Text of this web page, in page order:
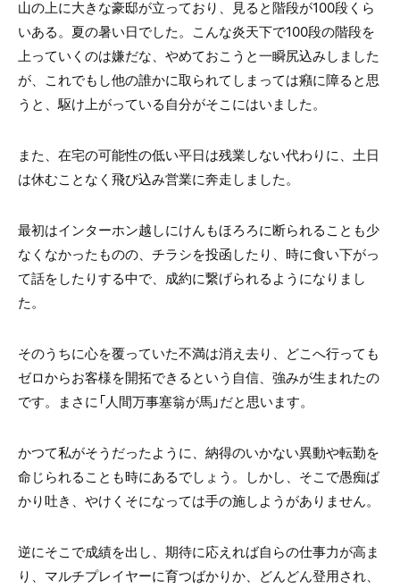
山の上に大きな豪邸が立っており、見ると階段が100段くら
いある。夏の暑い日でした。こんな炎天下で100段の階段を
上っていくのは嫌だな、やめておこうと一瞬尻込みしました
が、これでもし他の誰かに取られてしまっては癪に障ると思
うと、駆け上がっている自分がそこにはいました。
また、在宅の可能性の低い平日は残業しない代わりに、土日
は休むことなく飛び込み営業に奔走しました。
最初はインターホン越しにけんもほろろに断られることも少
なくなかったものの、チラシを投函したり、時に食い下がっ
て話をしたりする中で、成約に繋げられるようになりまし
た。
そのうちに心を覆っていた不満は消え去り、どこへ行っても
ゼロからお客様を開拓できるという自信、強みが生まれたの
です。まさに「人間万事塞翁が馬」だと思います。
かつて私がそうだったように、納得のいかない異動や転勤を
命じられることも時にあるでしょう。しかし、そこで愚痴ば
かり吐き、やけくそになっては手の施しようがありません。
逆にそこで成績を出し、期待に応えれば自らの仕事力が高ま
り、マルチプレイヤーに育つばかりか、どんどん登用され、